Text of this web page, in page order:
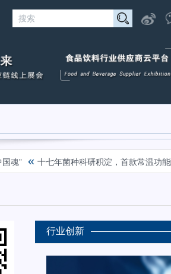
« 十七年菌种科研积淀，首款常温功能酸奶
行业创新